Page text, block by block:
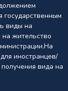
государственным
виды на
жительство
иностранцев/
вида на